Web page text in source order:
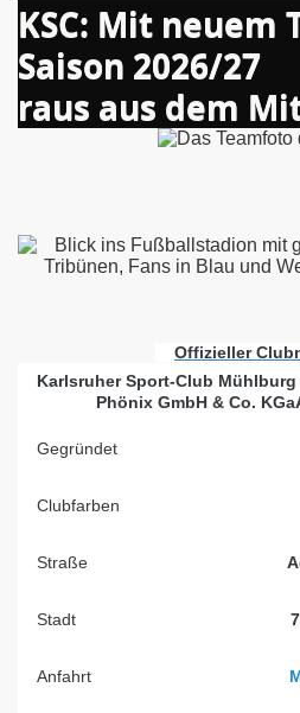
KSC: Mit neuem
Saison 2026/27
raus aus dem
Offizieller
Karlsruher Sport-Club Mühlburg
Phönix GmbH & Co.
Gegründet
Clubfarben
Straße
Stadt
Anfahrt